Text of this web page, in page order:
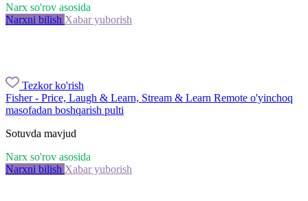
Narx so'rov asosida
Narxni bilish Xabar yuborish
Tezkor ko'rish
Fisher - Price, Laugh & Learn, Stream & Learn Remote o'yinchoq
masofadan boshqarish pulti
Sotuvda mavjud
Narx so'rov asosida
Narxni bilish Xabar yuborish